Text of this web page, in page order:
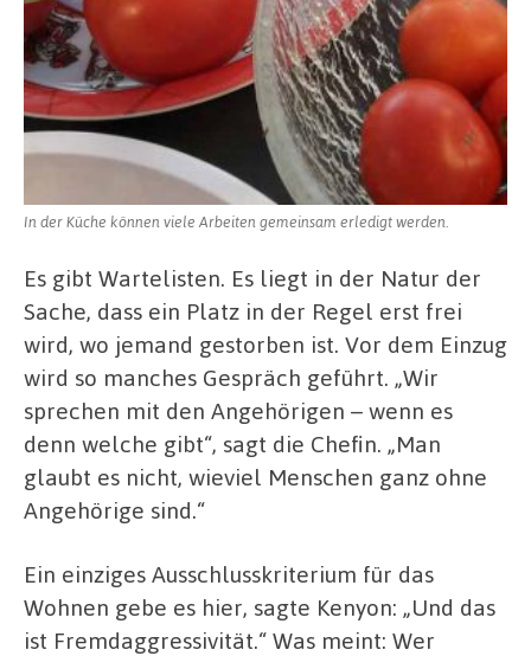
In der Küche können viele Arbeiten gemeinsam erledigt werden.
Es gibt Wartelisten. Es liegt in der Natur der
Sache, dass ein Platz in der Regel erst frei
wird, wo jemand gestorben ist. Vor dem Einzug
wird so manches Gespräch geführt. „Wir
sprechen mit den Angehörigen – wenn es
denn welche gibt“, sagt die Chefin. „Man
glaubt es nicht, wieviel Menschen ganz ohne
Angehörige sind.“
Ein einziges Ausschlusskriterium für das
Wohnen gebe es hier, sagte Kenyon: „Und das
ist Fremdaggressivität.“ Was meint: Wer